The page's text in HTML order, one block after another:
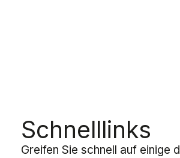
Schnelllinks
Greifen Sie schnell auf einige